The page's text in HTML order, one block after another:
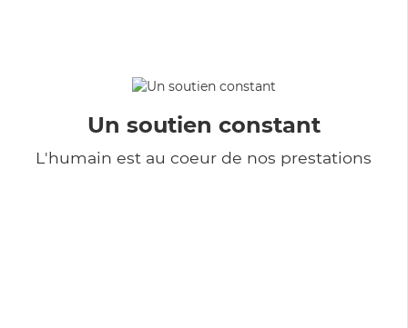
Un soutien constant
L'humain est au coeur de nos prestations